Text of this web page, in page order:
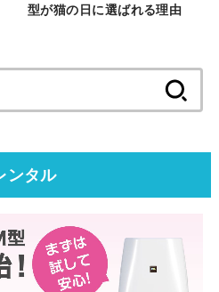
型が猫の日に選ばれる理由
ンタル